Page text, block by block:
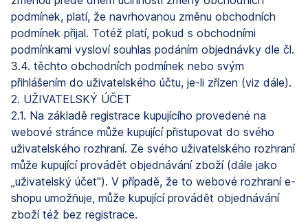
podmínek, platí, že navrhovanou změnu obchodních
podmínek přijal. Totéž platí, pokud s obchodními
podmínkami vysloví souhlas podáním objednávky dle čl.
3.4. těchto obchodních podmínek nebo svým
přihlášením do uživatelského účtu, je-li zřízen (viz dále).
2. UŽIVATELSKÝ ÚČET
2.1. Na základě registrace kupujícího provedené na
webové stránce může kupující přistupovat do svého
uživatelského rozhraní. Ze svého uživatelského rozhraní
může kupující provádět objednávání zboží (dále jako
„uživatelský účet"). V případě, že to webové rozhraní e-
shopu umožňuje, může kupující provádět objednávání
zboží též bez registrace.